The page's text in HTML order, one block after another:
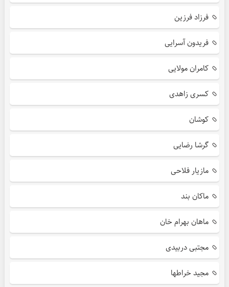
فرزاد فرزین
فریدون آسرایی
کامران مولایی
کسری زاهدی
کوشان
گرشا رضایی
مازیار فلاحی
ماکان بند
ماهان بهرام خان
مجتبی دربیدی
مجید خراطها